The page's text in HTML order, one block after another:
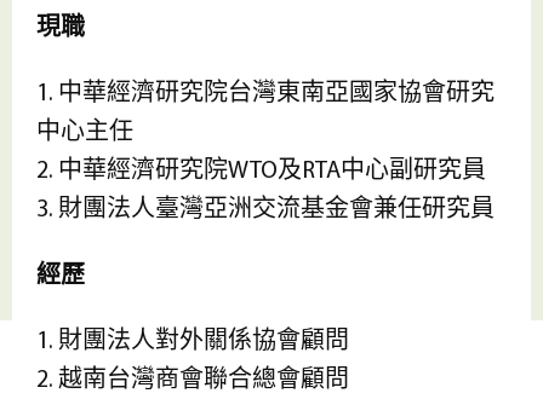
現職
1. 中華經濟研究院台灣東南亞國家協會研究
中心主任
2. 中華經濟研究院WTO及RTA中心副研究員
3. 財團法人臺灣亞洲交流基金會兼任研究員
經歷
1. 財團法人對外關係協會顧問
2. 越南台灣商會聯合總會顧問